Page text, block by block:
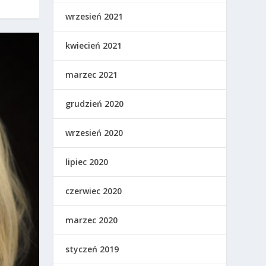
wrzesień 2021
kwiecień 2021
marzec 2021
grudzień 2020
wrzesień 2020
lipiec 2020
czerwiec 2020
marzec 2020
styczeń 2019